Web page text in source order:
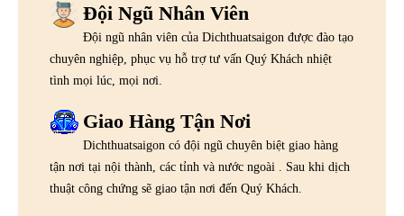
Đội Ngũ Nhân Viên
Đội ngũ nhân viên của Dichthuatsaigon được đào tạo
chuyên nghiệp, phục vụ hỗ trợ tư vấn Quý Khách nhiệt
tình mọi lúc, mọi nơi.
Giao Hàng Tận Nơi
Dichthuatsaigon có đội ngũ chuyên biệt giao hàng
tận nơi tại nội thành, các tỉnh và nước ngoài . Sau khi dịch
thuật công chứng sẽ giao tận nơi đến Quý Khách.